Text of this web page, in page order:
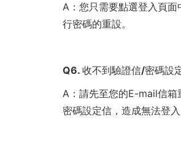
A：您只需要點選登入頁
行密碼的重設。
Q6. 收不到驗證信/密碼設
A：請先至您的E-mail信箱
密碼設定信，造成無法登